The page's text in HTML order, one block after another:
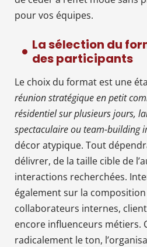
pour vos équipes.
La sélection du
des participants
Le choix du format est une
réunion stratégique en petit
résidentiel sur plusieurs jours,
spectaculaire ou team-building
décor atypique. Tout
délivrer, de la taille cible de
interactions recherchées.
également sur la
collaborateurs internes,
encore influenceurs métiers.
radicalement le ton,